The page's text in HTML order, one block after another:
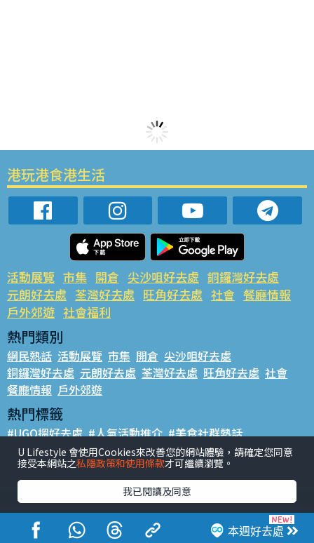
本週好去處
港玩港食港生活
活動展覽 市集 開倉 尖沙咀好去處 銅鑼灣好去處
元朗好去處 荃灣好去處 旺角好去處 社會 餐廳情報
戶外郊遊 社會福利
熱門類別
網民熱話 活動展覽 市集 開倉 尖沙咀好去處
銅鑼灣好去處 元朗好去處 荃灣好去處 旺角好去處 社會
餐廳情報 戶外郊遊
熱門標籤
#UGO搵好去處 #人氣活動推介 #美食社群熱話
#親子玩樂好去處 #ULifestyle應用程式 #限時搶
#UJetso禮物放送 #ULifestyle商戶中心 #著數
香港經濟日報版權所有©2026
U Lifestyle 會使用Cookies來改善您的網站體驗，請確定您同意
接受本網站之私隱政策和使用條款才可繼續瀏覽。
我已閱讀及同意